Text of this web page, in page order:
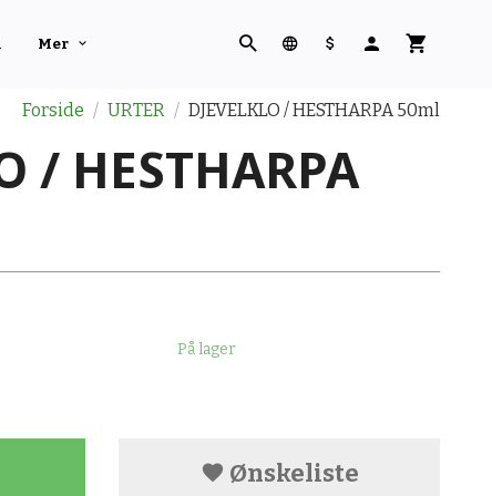
Mer
Forside URTER DJEVELKLO / HESTHARPA 50ml
/ HESTHARPA
På lager
Ønskeliste